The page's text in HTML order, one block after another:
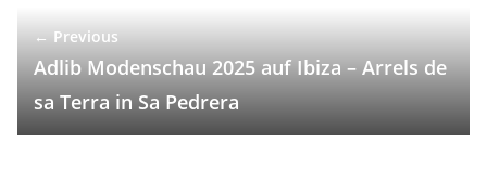
← Previous
Adlib Modenschau 2025 auf Ibiza – Arrels de
sa Terra in Sa Pedrera